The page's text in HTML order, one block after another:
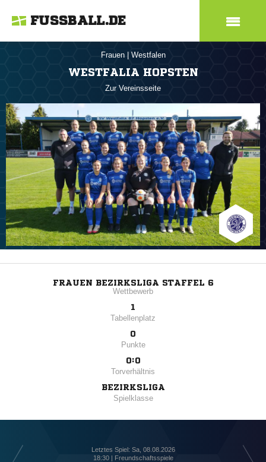
FUSSBALL.DE
Frauen Westfalen
WESTFALIA HOPSTEN
Zur Vereinsseite
FRAUEN BEZIRKSLIGA STAFFEL 6
Wettbewerb
1
Tabellenplatz
0
Punkte
0:0
Torverhältnis
BEZIRKSLIGA
Spielklasse
Letztes Spiel: Sa, 08.08.2026
18:30 | Freundschaftsspiele